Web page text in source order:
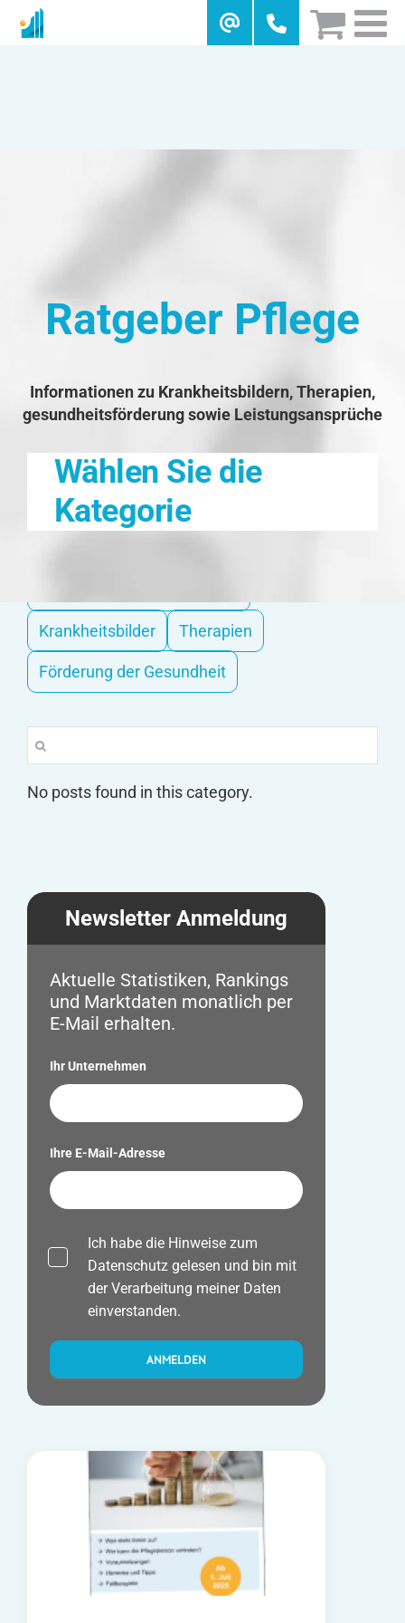
Ratgeber Pflege
Informationen zu Krankheitsbildern, Therapien,
gesundheitsförderung sowie Leistungsansprüche
Wählen Sie die
Kategorie
Krankheitsbilder Therapien
Förderung der Gesundheit
nach:
No posts found in this category.
Newsletter Anmeldung
Aktuelle Statistiken, Rankings
und Marktdaten monatlich per
E-Mail erhalten.
Ihr Unternehmen
Ihre E-Mail-Adresse
Ich habe die Hinweise zum
Datenschutz gelesen und bin mit
der Verarbeitung meiner Daten
einverstanden.